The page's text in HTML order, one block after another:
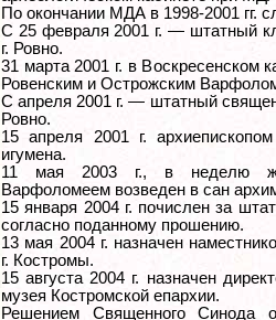
По окончании МДА в 1998-2001 гг.
С 25 февраля 2001 г. — штатный
г. Ровно.
31 марта 2001 г. в Воскресенском
Ровенским и Острожским
С апреля 2001 г. — штатный
Ровно.
15 апреля 2001 г.
игумена.
11 мая 2003 г., в неделю
Варфоломеем возведен в сан
15 января 2004 г. почислен за
согласно поданному прошению.
13 мая 2004 г. назначен
г. Костромы.
15 августа 2004 г. назначен
музея Костромской епархии.
Решением Священного Синода